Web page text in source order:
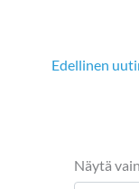
Edellinen
Näytä